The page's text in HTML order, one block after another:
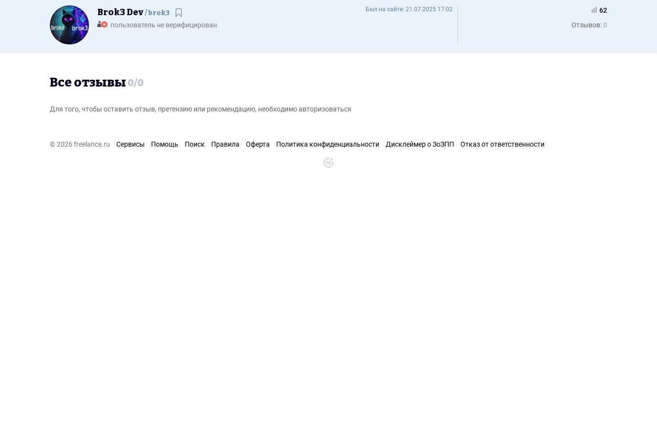
Brok3 Dev brok3 - ОтзывыБыл на сайте: 21.07.2025 17:02
Brok3 Dev brok3
Сохранить контакт
пользователь не верифицирован
62
Отзывов: 0
Все отзывы 0/0
Для того, чтобы оставить отзыв, претензию или рекомендацию, необходимо авторизоваться
© 2026 freelance.ru Сервисы Помощь Поиск Правила Оферта Политика конфиденциальности Дисклеймер о ЗоЗПП Отказ от ответственности